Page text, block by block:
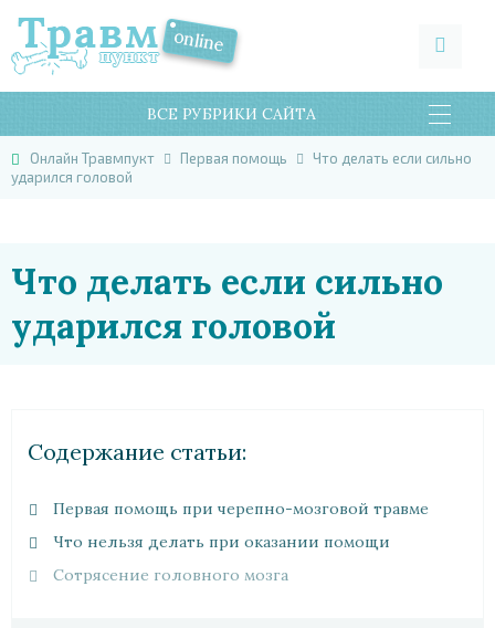
ВСЕ РУБРИКИ САЙТА
Онлайн Травмпукт Первая помощь
Что делать если сильно
ударился головой
Что делать если сильно
ударился головой
Cодержание статьи:
Первая помощь при черепно-мозговой травме
Что нельзя делать при оказании помощи
Сотрясение головного мозга